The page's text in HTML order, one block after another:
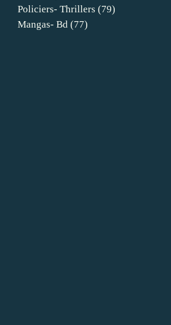
Policiers- Thrillers (79)
Mangas- Bd (77)